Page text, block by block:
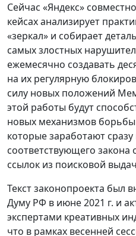
Сейчас «Яндекс»
кейсах анализирует
«зеркал» и собирает
самых злостных
ежемесячно создавать
на их регулярную
силу новых положений
этой работы будут
новых механизмов
которые заработают
соответствующего закона
ссылок из поисковой
Текст законопроекта был
Думу РФ в июне 2021 г. и
экспертами креативных
что в рамках весенней